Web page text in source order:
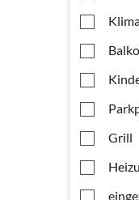
Grill